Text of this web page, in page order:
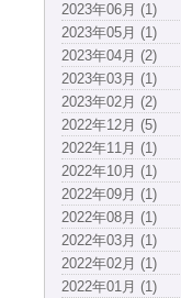
2023年06月 (1)
2023年05月 (1)
2023年04月 (2)
2023年03月 (1)
2023年02月 (2)
2022年12月 (5)
2022年11月 (1)
2022年10月 (1)
2022年09月 (1)
2022年08月 (1)
2022年03月 (1)
2022年02月 (1)
2022年01月 (1)